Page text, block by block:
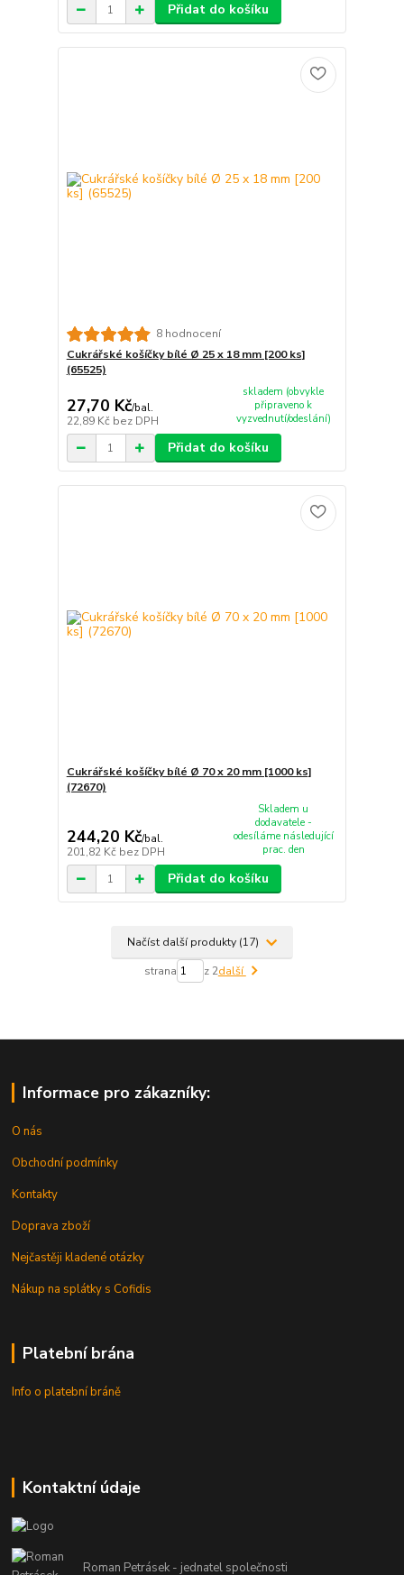
Přidat do košíku
8 hodnocení
Cukrářské košíčky bílé Ø 25 x 18 mm [200 ks]
(65525)
27,70 Kč/bal.
22,89 Kč bez DPH
skladem (obvykle
připraveno k
vyzvednutí/odeslání)
Přidat do košíku
Cukrářské košíčky bílé Ø 70 x 20 mm [1000 ks]
(72670)
244,20 Kč/bal.
201,82 Kč bez DPH
Skladem u
dodavatele -
odesíláme následující
prac. den
Přidat do košíku
Načíst další produkty (17)
strana z 2další
Informace pro zákazníky:
O nás
Obchodní podmínky
Kontakty
Doprava zboží
Nejčastěji kladené otázky
Nákup na splátky s Cofidis
Platební brána
Info o platební bráně
Kontaktní údaje
Roman Petrásek - jednatel společnosti